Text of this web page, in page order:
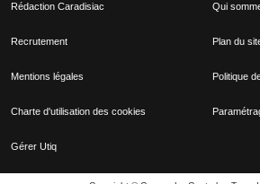
Rédaction Caradisiac Qui
Recrutement Plan du
Mentions légales Politique
Charte d'utilisation des cookies
Gérer Utiq